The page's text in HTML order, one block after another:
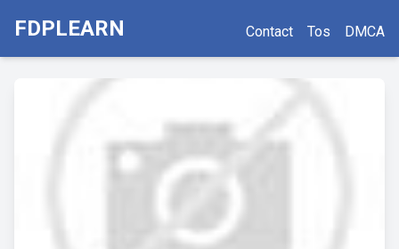
FDPLEARN Contact Tos DMCA